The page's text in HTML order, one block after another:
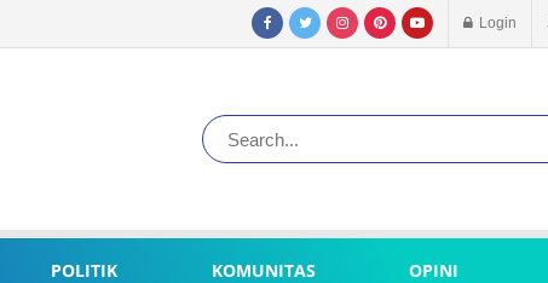
Login
POLITIK KOMUNITAS OPINI